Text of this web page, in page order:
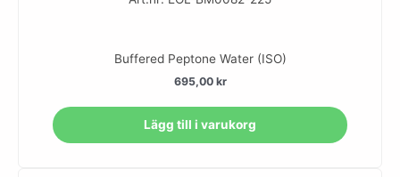
Buffered Peptone Water (ISO)
695,00 kr
Lägg till i varukorg